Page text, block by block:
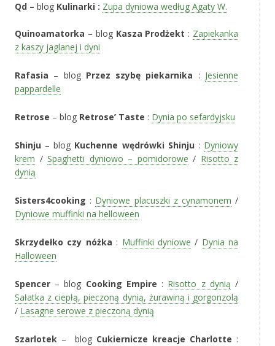
Qd – blog Kulinarki : Zupa dyniowa według Agaty W.
Quinoamatorka – blog Kasza Prodżekt : Zapiekanka
z kaszy jaglanej i dyni
Rafasia – blog Przez szybę piekarnika : Jesienne
pappardelle
Retrose – blog Retrose’ Taste : Dynia po sefardyjsku
Shinju – blog Kuchenne wędrówki Shinju: Dyniowy
krem / Spaghetti dyniowo – pomidorowe / Risotto z
dynią
Sisters4cooking : Dyniowe placuszki z cynamonem /
Dyniowe muffinki na helloween
Skrzydełko czy nóżka : Muffinki dyniowe / Dynia na
Halloween
Spencer – blog Cooking Empire : Risotto z dynią /
Sałatka z ciepłą, pieczoną dynią, żurawiną i gorgonzolą
/ Lasagne serowe z pieczoną dynią
Szarlotek – blog Cukiernicze kreacje Charlotte :